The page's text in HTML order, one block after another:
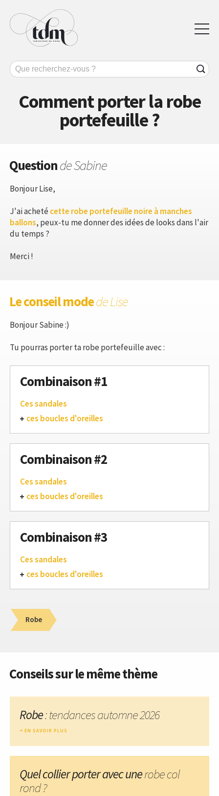
Comment porter la robe
portefeuille ?
Questionde Sabine
Bonjour Lise,
J'ai achetécette robe portefeuille noire à manches
ballons, peux-tu me donner des idées de looks dans l'air
du temps ?
Merci !
Le conseil modede Lise
Bonjour Sabine :)
Tu pourras porter ta robe portefeuille avec :
Combinaison #1
Ces sandales
ces boucles d'oreilles
Combinaison #2
Ces sandales
ces boucles d'oreilles
Combinaison #3
Ces sandales
ces boucles d'oreilles
Robe
Conseils sur le même thème
Robe: tendances automne 2026
EN SAVOIR PLUS
Quel collier porter avec unerobe col
rond ?